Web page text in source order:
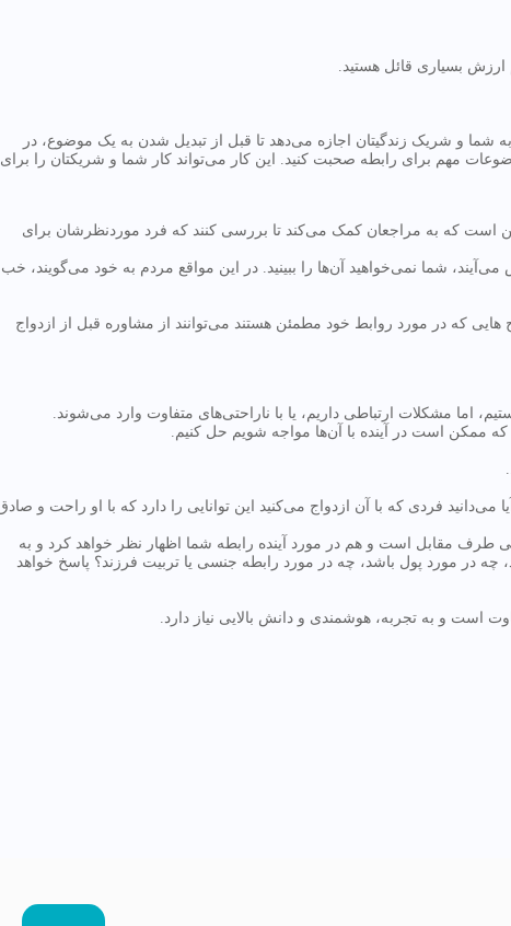
بسیاری قائل هستید.
شما و شریک زندگیتان اجازه می‌دهد تا قبل از تبدیل شدن به یک موضوع، در
مهم برای رابطه صحبت کنید. این کار می‌تواند کار شما و شریکتان را برای
است که به مراجعان کمک می‌کند تا بررسی کنند که فرد موردنظرشان برای
شما نمی‌خواهید آن‌ها را ببینید. در این مواقع مردم به خود می‌گویند، خب
که در مورد روابط خود مطمئن هستند می‌توانند از مشاوره قبل از ازدواج
اما مشکلات ارتباطی داریم، یا با ناراحتی‌های متفاوت وارد می‌شوند.
که ممکن است در آینده با آن‌ها مواجه شویم حل کنیم.
فردی که با آن ازدواج می‌کنید این توانایی را دارد که با او راحت و
مقابل است و هم در مورد آینده رابطه شما اظهار نظر خواهد کرد و به
در مورد پول باشد، چه در مورد رابطه جنسی یا تربیت فرزند؟ پاسخ خواهد
است و به تجربه، هوشمندی و دانش بالایی نیاز دارد.